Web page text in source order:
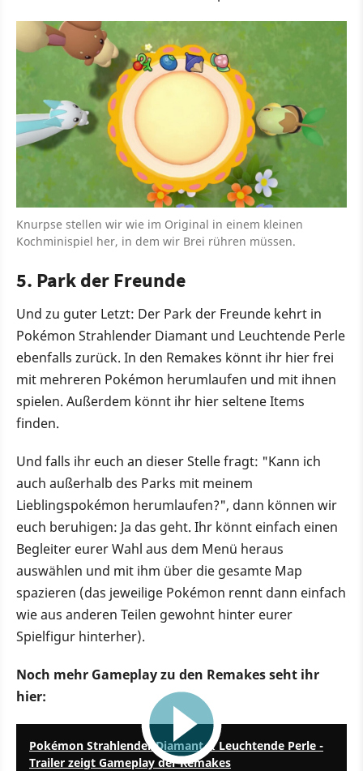
Knurpse stellen wir wie im Original in einem kleinen
Kochminispiel her, in dem wir Brei rühren müssen.
5. Park der Freunde
Und zu guter Letzt: Der Park der Freunde kehrt in
Pokémon Strahlender Diamant und Leuchtende Perle
ebenfalls zurück. In den Remakes könnt ihr hier frei
mit mehreren Pokémon herumlaufen und mit ihnen
spielen. Außerdem könnt ihr hier seltene Items
finden.
Und falls ihr euch an dieser Stelle fragt: "Kann ich
auch außerhalb des Parks mit meinem
Lieblingspokémon herumlaufen?", dann können wir
euch beruhigen: Ja das geht. Ihr könnt einfach einen
Begleiter eurer Wahl aus dem Menü heraus
auswählen und mit ihm über die gesamte Map
spazieren (das jeweilige Pokémon rennt dann einfach
wie aus anderen Teilen gewohnt hinter eurer
Spielfigur hinterher).
Noch mehr Gameplay zu den Remakes seht ihr
hier:
Pokémon Strahlender Diamant & Leuchtende Perle -
Trailer zeigt Gameplay der Remakes